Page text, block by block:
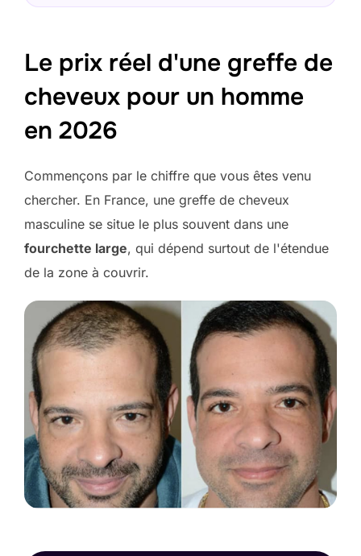
Le prix réel d'une greffe de
cheveux pour un homme
en 2026
Commençons par le chiffre que vous êtes venu
chercher. En France, une greffe de cheveux
masculine se situe le plus souvent dans une
fourchette large, qui dépend surtout de l'étendue
de la zone à couvrir.